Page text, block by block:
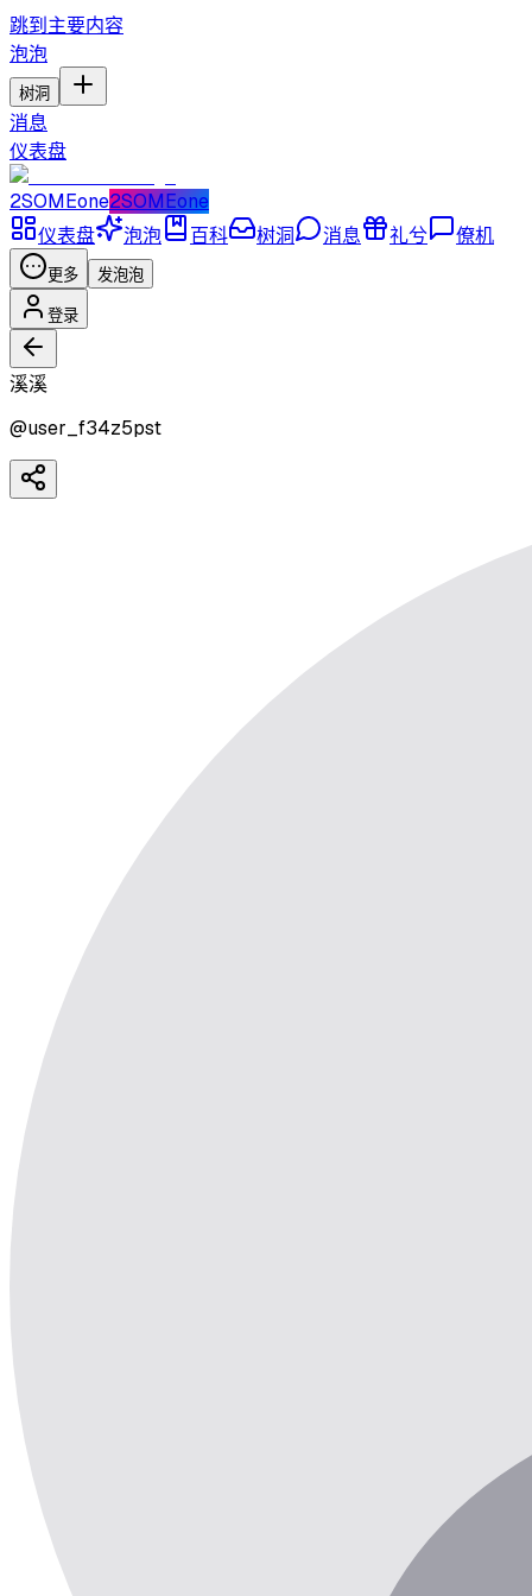
跳到主要内容
泡泡
树洞
消息
仪表盘
2SOMEone2SOMEone
仪表盘
泡泡 百科 树洞 消息 礼兮 僚机
更多 发泡泡
登录
溪溪
@user_f34z5pst